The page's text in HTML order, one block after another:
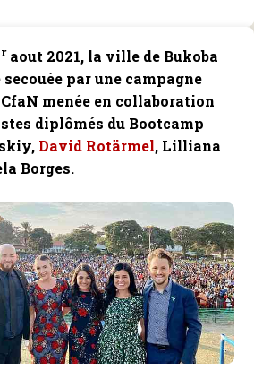
aout 2021, la ville de Bukoba
par une campagne
menée en collaboration
diplômés du Bootcamp
David Rotärmel, Lilliana
Borges.